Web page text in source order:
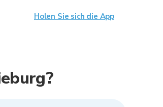
Holen Sie sich die App